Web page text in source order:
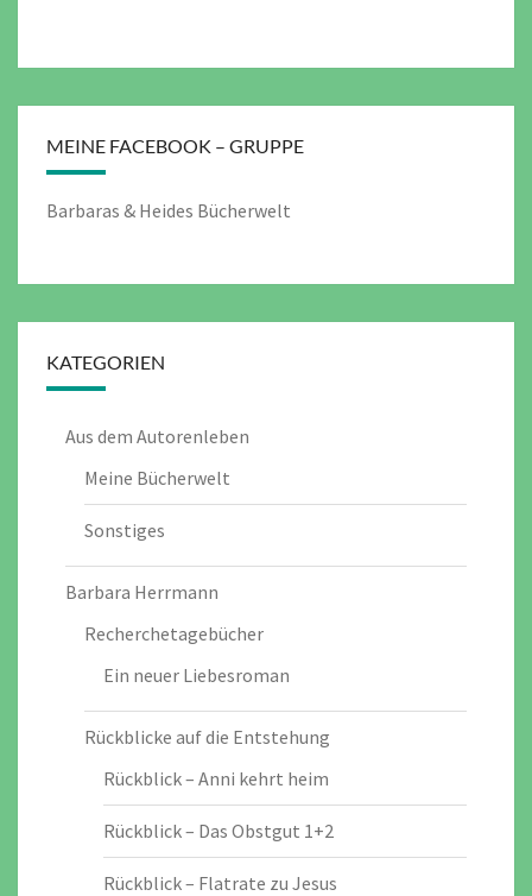
MEINE FACEBOOK – GRUPPE
Barbaras & Heides Bücherwelt
KATEGORIEN
Aus dem Autorenleben
Meine Bücherwelt
Sonstiges
Barbara Herrmann
Recherchetagebücher
Ein neuer Liebesroman
Rückblicke auf die Entstehung
Rückblick – Anni kehrt heim
Rückblick – Das Obstgut 1+2
Rückblick – Flatrate zu Jesus